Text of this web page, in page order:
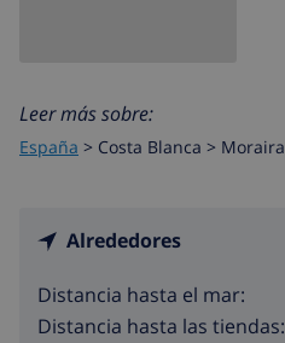
Leer más sobre:
España > Costa Blanca > Moraira
Alrededores
Distancia hasta el mar:
Distancia hasta las tiendas: